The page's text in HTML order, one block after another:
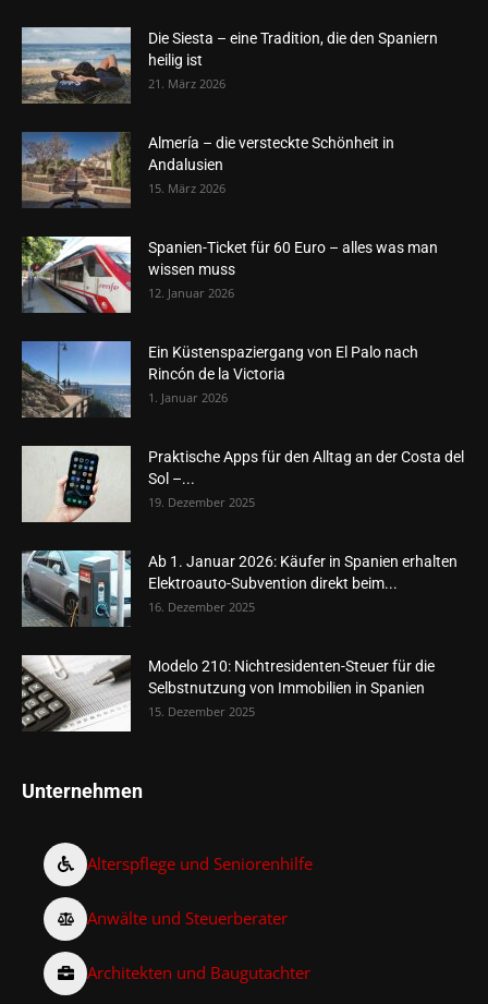
Die Siesta – eine Tradition, die den Spaniern
heilig ist
21. März 2026
Almería – die versteckte Schönheit in
Andalusien
15. März 2026
Spanien-Ticket für 60 Euro – alles was man
wissen muss
12. Januar 2026
Ein Küstenspaziergang von El Palo nach
Rincón de la Victoria
1. Januar 2026
Praktische Apps für den Alltag an der Costa del
Sol –...
19. Dezember 2025
Ab 1. Januar 2026: Käufer in Spanien erhalten
Elektroauto-Subvention direkt beim...
16. Dezember 2025
Modelo 210: Nichtresidenten-Steuer für die
Selbstnutzung von Immobilien in Spanien
15. Dezember 2025
Unternehmen
Alterspflege und Seniorenhilfe
Anwälte und Steuerberater
Architekten und Baugutachter